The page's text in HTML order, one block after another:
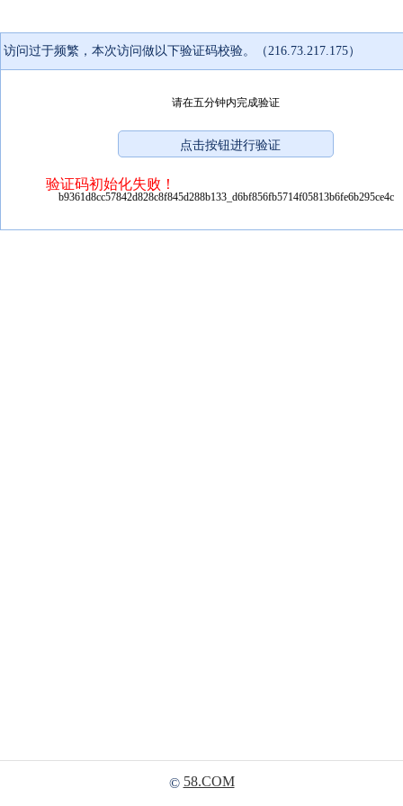
访问过于频繁，本次访问做以下验证码校验。（216.73.217.175）
请在五分钟内完成验证
验证码初始化失败！
b9361d8cc57842d828c8f845d288b133_d6bf856fb5714f05813b6fe6b295ce4c
© 58.COM